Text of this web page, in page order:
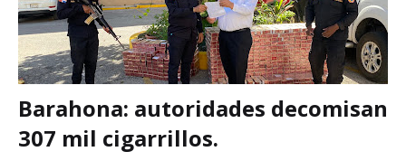
Barahona: autoridades decomisan
307 mil cigarrillos.